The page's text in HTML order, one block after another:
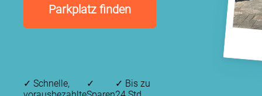
Parkplatz finden
✓ Schnelle,
✓
✓ Bis zu